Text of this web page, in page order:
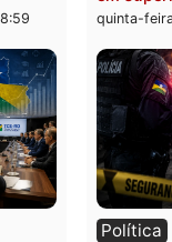
no tórax
vizinho no
às 09:24